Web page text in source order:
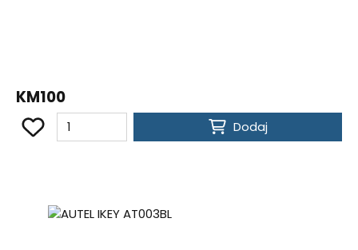
KM100
Dodaj